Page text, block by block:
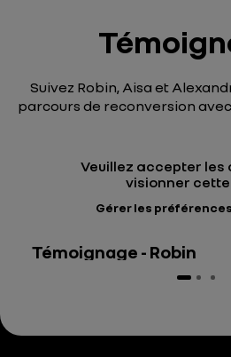
Suivez Robin, Aisa et
parcours de reconversion
Veuillez accepter les
visionner
Gérer les
Témoignage - Robin